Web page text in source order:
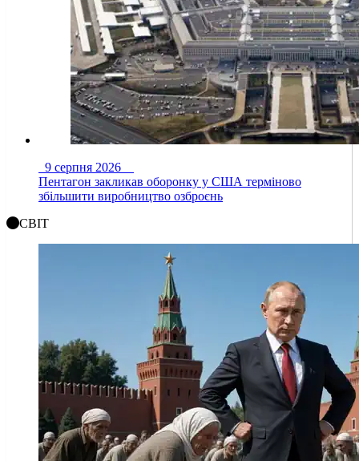
9 серпня 2026
Пентагон закликав оборонку у США терміново
збільшити виробництво озброєнь
СВІТ